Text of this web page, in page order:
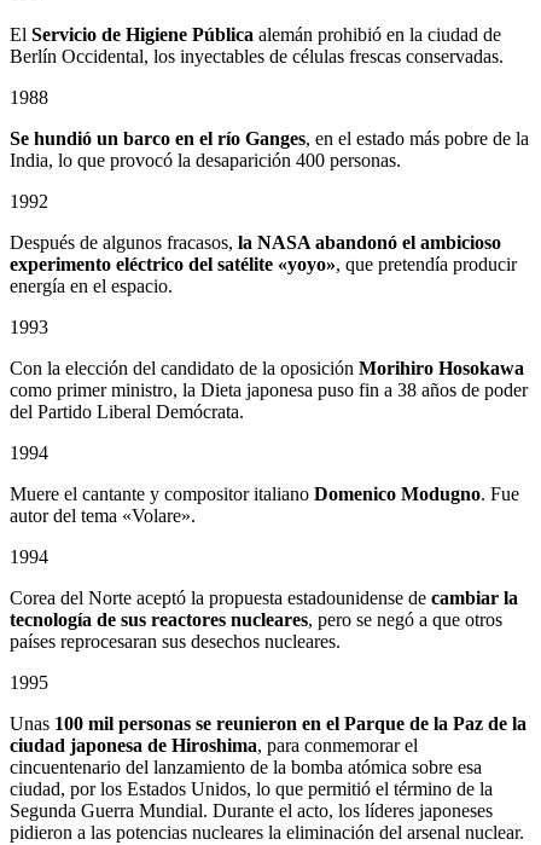
El Servicio de Higiene Pública alemán prohibió en la ciudad de
Berlín Occidental, los inyectables de células frescas conservadas.
1988
Se hundió un barco en el río Ganges, en el estado más pobre de la
India, lo que provocó la desaparición 400 personas.
1992
Después de algunos fracasos, la NASA abandonó el ambicioso
experimento eléctrico del satélite «yoyo», que pretendía producir
energía en el espacio.
1993
Con la elección del candidato de la oposición Morihiro Hosokawa
como primer ministro, la Dieta japonesa puso fin a 38 años de poder
del Partido Liberal Demócrata.
1994
Muere el cantante y compositor italiano Domenico Modugno. Fue
autor del tema «Volare».
1994
Corea del Norte aceptó la propuesta estadounidense de cambiar la
tecnología de sus reactores nucleares, pero se negó a que otros
países reprocesaran sus desechos nucleares.
1995
Unas 100 mil personas se reunieron en el Parque de la Paz de la
ciudad japonesa de Hiroshima, para conmemorar el
cincuentenario del lanzamiento de la bomba atómica sobre esa
ciudad, por los Estados Unidos, lo que permitió el término de la
Segunda Guerra Mundial. Durante el acto, los líderes japoneses
pidieron a las potencias nucleares la eliminación del arsenal nuclear.